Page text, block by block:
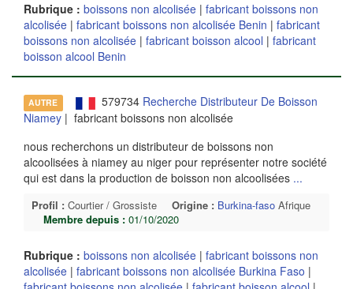
Rubrique : boissons non alcolisée | fabricant boissons non
alcolisée | fabricant boissons non alcolisée Benin | fabricant
boissons non alcolisée | fabricant boisson alcool | fabricant
boisson alcool Benin
AUTRE 579734 Recherche Distributeur De Boisson
Niamey | fabricant boissons non alcolisée
nous recherchons un distributeur de boissons non
alcoolisées à niamey au niger pour représenter notre société
qui est dans la production de boisson non alcoolisées ...
Profil : Courtier / Grossiste Origine : Burkina-faso Afrique
Membre depuis : 01/10/2020
Rubrique : boissons non alcolisée | fabricant boissons non
alcolisée | fabricant boissons non alcolisée Burkina Faso |